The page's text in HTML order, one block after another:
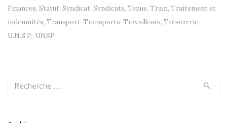
Finances, Statut, Syndicat, Syndicats, Tenue, Train, Traitement et
indemnités, Transport, Transports, Travailleurs, Trésorerie,
U.N.S.P., UNSP